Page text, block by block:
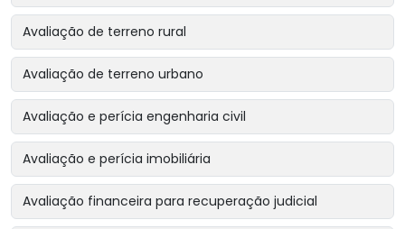
Avaliação de terreno rural
Avaliação de terreno urbano
Avaliação e perícia engenharia civil
Avaliação e perícia imobiliária
Avaliação financeira para recuperação judicial